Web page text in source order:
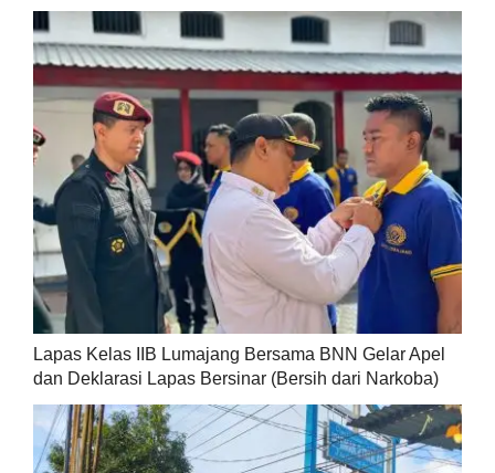
Lapas Kelas IIB Lumajang Bersama BNN Gelar Apel
dan Deklarasi Lapas Bersinar (Bersih dari Narkoba)